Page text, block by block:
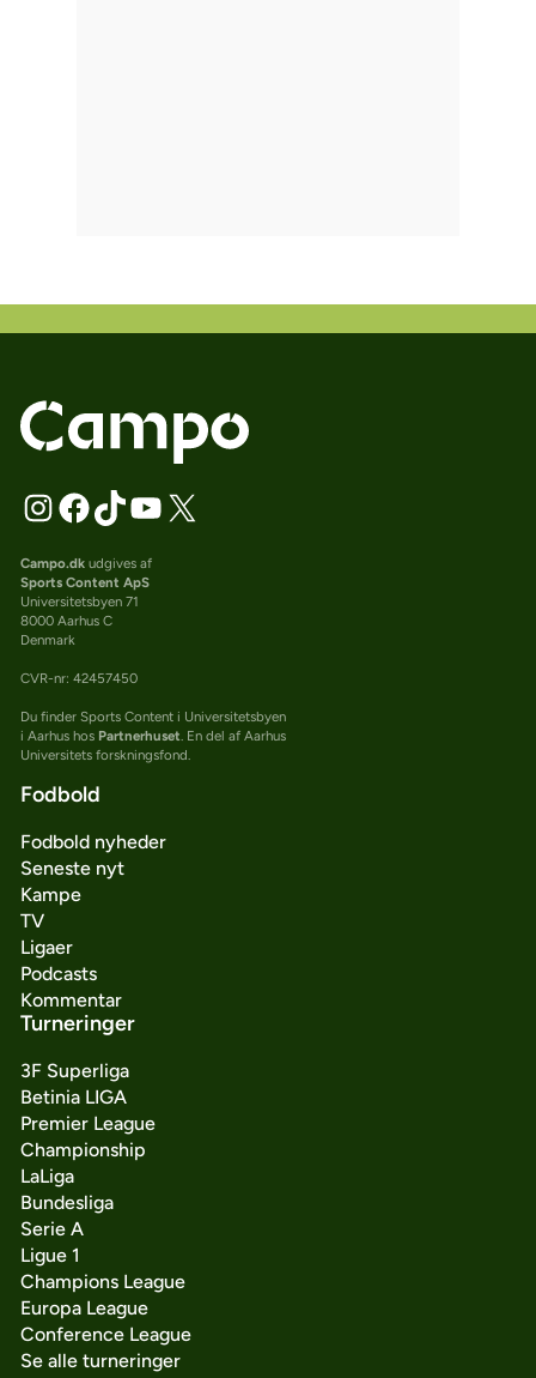
Campo.dkudgives af
Sports Content ApS
Universitetsbyen 71
8000 Aarhus C
Denmark
CVR-nr: 42457450
Du finder Sports Content i Universitetsbyen
i Aarhus hos Partnerhuset. En del af Aarhus
Universitets forskningsfond.
Fodbold
Fodbold nyheder
Seneste nyt
Kampe
TV
Ligaer
Podcasts
Kommentar
Turneringer
3F Superliga
Betinia LIGA
Premier League
Championship
LaLiga
Bundesliga
Serie A
Ligue 1
Champions League
Europa League
Conference League
Se alle turneringer